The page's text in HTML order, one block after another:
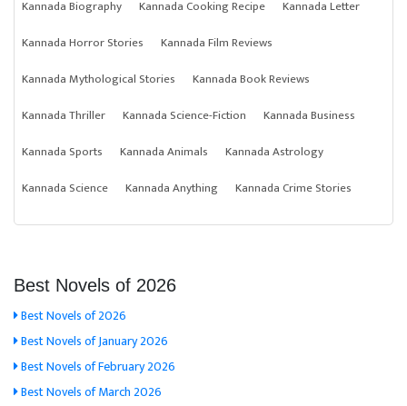
Kannada Biography
Kannada Cooking Recipe
Kannada Letter
Kannada Horror Stories
Kannada Film Reviews
Kannada Mythological Stories
Kannada Book Reviews
Kannada Thriller
Kannada Science-Fiction
Kannada Business
Kannada Sports
Kannada Animals
Kannada Astrology
Kannada Science
Kannada Anything Kannada Crime Stories
Best Novels of 2026
Best Novels of 2026
Best Novels of January 2026
Best Novels of February 2026
Best Novels of March 2026